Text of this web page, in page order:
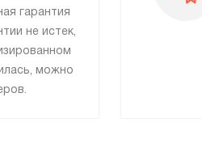
гарантия
не истек,
можно